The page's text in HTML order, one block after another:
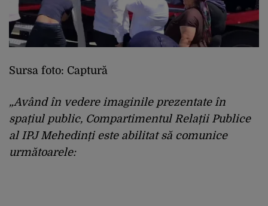
Sursa foto: Captură
„Având în vedere imaginile prezentate în
spațiul public, Compartimentul Relații Publice
al IPJ Mehedinți este abilitat să comunice
următoarele: